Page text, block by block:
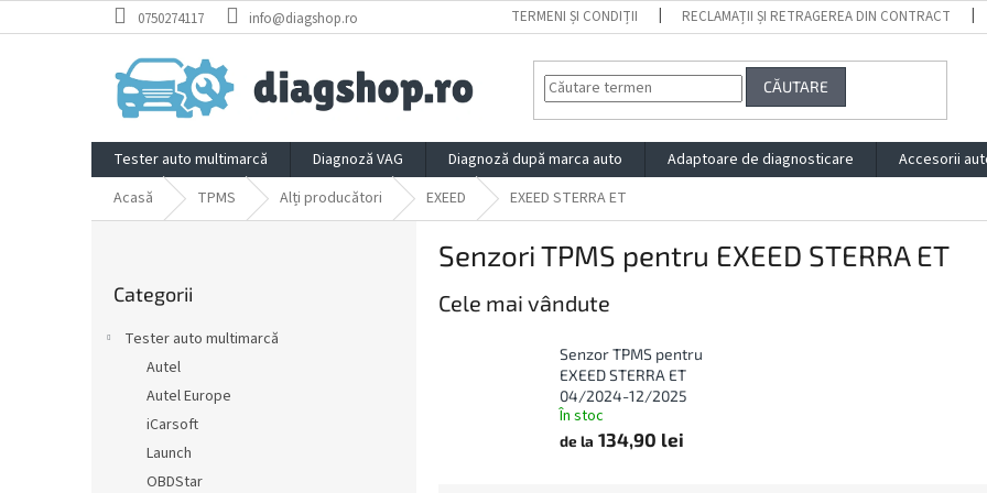
la
0750274117 info@diagshop.ro TERMENI ȘI CONDIȚII RECLAMAȚII ȘI RETRAGEREA DIN CONTRACT
CĂUTARE
Tester auto multimarcă Diagnoză VAG Diagnoză după marca auto Adaptoare de diagnosticare Accesorii
Acasă
TPMS Alți producători EXEED EXEED STERRA ET
peste
Categorii
Tester auto multimarcă
Autel
Autel Europe
iCarsoft
Launch
OBDStar
Senzori TPMS pentru EXEED STERRA ET
Cele mai vândute
Senzor TPMS pentru
EXEED STERRA ET
04/2024-12/2025
În stoc
de la 134,90 lei